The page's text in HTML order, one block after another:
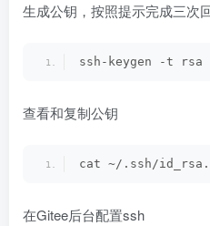
生成公钥，按照提示完成三次
ssh-keygen -t rsa
查看和复制公钥
cat ~/.ssh/id_rsa.
在Gitee后台配置ssh